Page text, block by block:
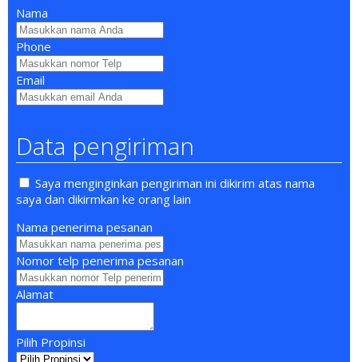
Nama
Phone
Email
Data pengiriman
Saya menginginkan pengiriman ini dikirim atas nama
saya dan dikirmkan ke orang lain
Nama penerima pesanan
Nomor telp penerima pesanan
Alamat
Pilih Propinsi